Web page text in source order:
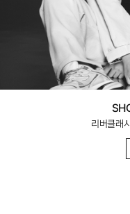
리버클래